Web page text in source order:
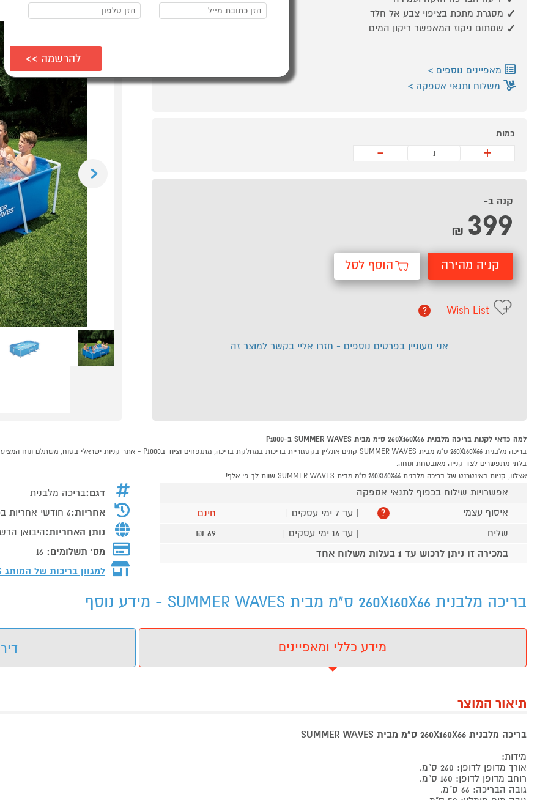
Previous
מסגרת מתכת בציפוי צבע אל חלד
שסתום ניקוז המאפשר ריקון המים
מאפיינים נוספים
משלוח ותנאי אספקה
כמות
+
-
קנה ב-
399
₪
קניה מהירה הוסף לסל
Wish List
?
אני מעוניין בפרטים נוספים - חזרו אליי בקשר למוצר זה
למה כדאי לקנות בריכה מלבנית 260X160X66 ס"מ מבית SUMMER WAVES ב-P1000
בלתי מתפשרים לצד קנייה מאובטחת ונוחה.
אצלנו, קניות באינטרנט של בריכה מלבנית 260X160X66 ס"מ מבית SUMMER WAVES שוות לך פי אלף!
אפשרויות שילוח בכפוף לתנאי אספקה
איסוף עצמי
? | עד 7 ימי עסקים |
חינם
שליח
| עד 14 ימי עסקים |
69 ₪
במכירה זו ניתן לרכוש עד 1 בעלות משלוח אחד
דגם:בריכה מלבנית
אחריות:6 חודשי אחריות בכפוף לתעודת אחריות
נותן האחריות:היבואן
מס' תשלומים: 16
למגוון בריכות של המותג
בריכה מלבנית 260X160X66 ס"מ מבית SUMMER WAVES - מידע נוסף
מידע כללי ומאפיינים
תיאור המוצר
בריכה מלבנית 260X160X66 ס"מ מבית SUMMER WAVES
מידות:
אורך מדופן לדופן: 260 ס"מ.
רוחב מדופן לדופן: 160 ס"מ.
גובה הבריכה: 66 ס"מ.